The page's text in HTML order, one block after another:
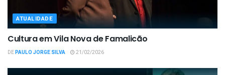
ATUALIDADE
Cultura em Vila Nova de Famalicão
DEPAULO JORGE SILVA 21/02/2026